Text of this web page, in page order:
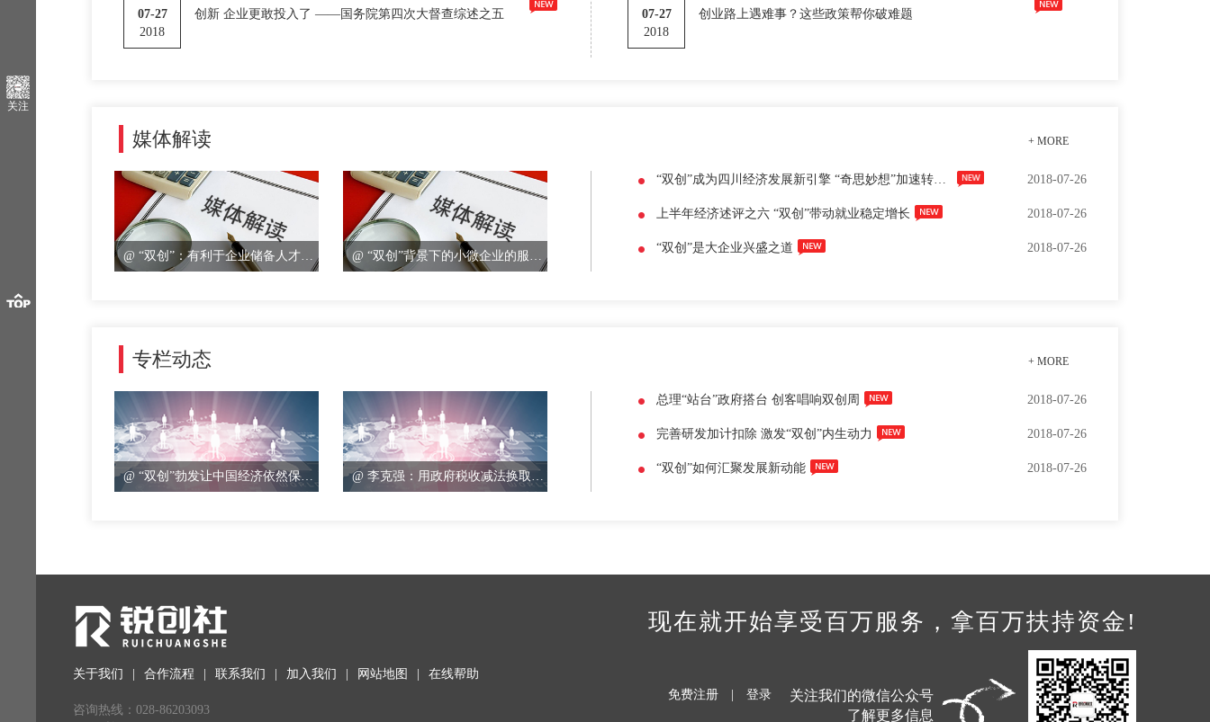
07-27
2018
创新 企业更敢投入了 ——国务院第四次大督查综述之五
07-27
2018
创业路上遇难事？这些政策帮你破难题
媒体解读 + MORE
@ “双创”：有利于企业储备人才多元化发展 @ “双创”背景下的小微企业的服务与监管
“双创”成为四川经济发展新引擎 “奇思妙想”加速转化为生产力 2018-07-26
上半年经济述评之六 “双创”带动就业稳定增长 2018-07-26
“双创”是大企业兴盛之道 2018-07-26
专栏动态 + MORE
@ “双创”勃发让中国经济依然保持年轻 @ 李克强：用政府税收减法换取“双创”新动能加法
总理“站台”政府搭台 创客唱响双创周 2018-07-26
完善研发加计扣除 激发“双创”内生动力 2018-07-26
“双创”如何汇聚发展新动能 2018-07-26
关于我们 合作流程 联系我们 加入我们 网站地图 在线帮助
咨询热线：028-86203093
现在就开始享受百万服务，拿百万扶持资金!
免费注册 登录
关注我们的微信公众号
了解更多信息
关注